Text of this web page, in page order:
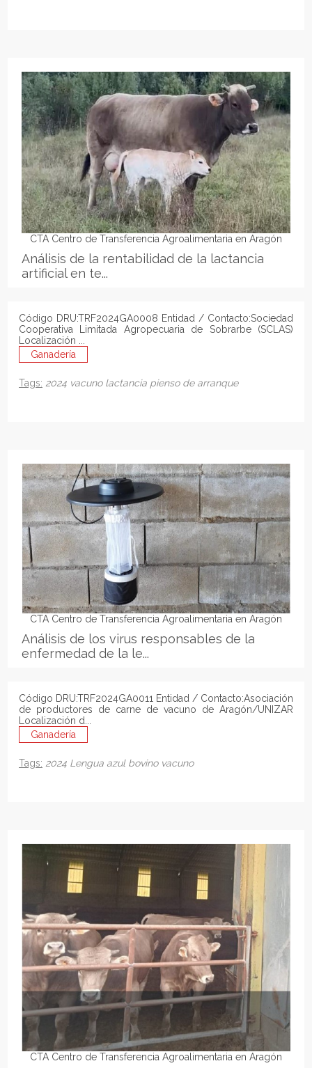
CTA Centro de Transferencia Agroalimentaria en Aragón
Análisis de la rentabilidad de la lactancia
artificial en te...
Código DRU:TRF2024GA0008 Entidad / Contacto:Sociedad
Cooperativa Limitada Agropecuaria de Sobrarbe (SCLAS)
Localización ...
Ganadería
Tags: 2024 vacuno lactancia pienso de arranque
CTA Centro de Transferencia Agroalimentaria en Aragón
Análisis de los virus responsables de la
enfermedad de la le...
Código DRU:TRF2024GA0011 Entidad / Contacto:Asociación
de productores de carne de vacuno de Aragón/UNIZAR
Localización d...
Ganadería
Tags: 2024 Lengua azul bovino vacuno
CTA Centro de Transferencia Agroalimentaria en Aragón